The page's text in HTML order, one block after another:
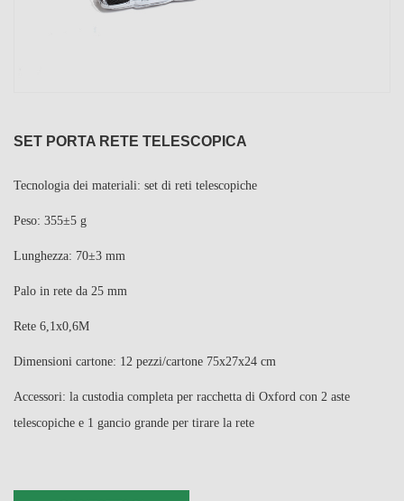
SET PORTA RETE TELESCOPICA
Tecnologia dei materiali: set di reti telescopiche
Peso: 355±5 g
Lunghezza: 70±3 mm
Palo in rete da 25 mm
Rete 6,1x0,6M
Dimensioni cartone: 12 pezzi/cartone 75x27x24 cm
Accessori: la custodia completa per racchetta di Oxford con 2 aste
telescopiche e 1 gancio grande per tirare la rete